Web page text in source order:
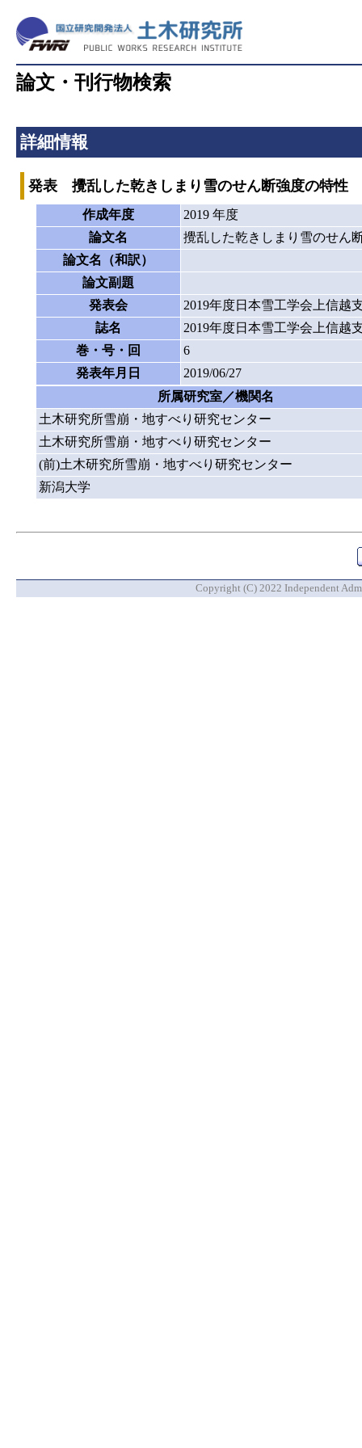
論文・刊行物検索
詳細情報
発表 攪乱した乾きしまり雪のせん断強度の特性
作成年度
2019 年度
論文名
攪乱した乾きしまり雪のせん
論文名（和訳）
論文副題
発表会
2019年度日本雪工学会上信越
誌名
2019年度日本雪工学会上信越
巻・号・回
6
発表年月日
2019/06/27
所属研究室／機関名
土木研究所雪崩・地すべり研究センター
土木研究所雪崩・地すべり研究センター
(前)土木研究所雪崩・地すべり研究センター
新潟大学
Copyright (C) 2022 Independent